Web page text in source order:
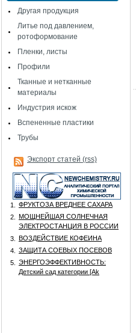
Другая продукция
Литье под давлением,
ротоформование
Пленки, листы
Профили
Тканные и нетканные
материалы
Индустрия искож
Вспененные пластики
Трубы
Экспорт статей (rss)
1.
ФРУКТОЗА ВРЕДНЕЕ САХАРА
2.
МОЩНЕЙШАЯ СОЛНЕЧНАЯ
ЭЛЕКТРОСТАНЦИЯ В РОССИИ
3.
ВОЗДЕЙСТВИЕ КОФЕИНА
4.
ЗАЩИТА СОЕВЫХ ПОСЕВОВ
5.
ЭНЕРГОЭФФЕКТИВНОСТЬ:
Детский сад категории [Аk